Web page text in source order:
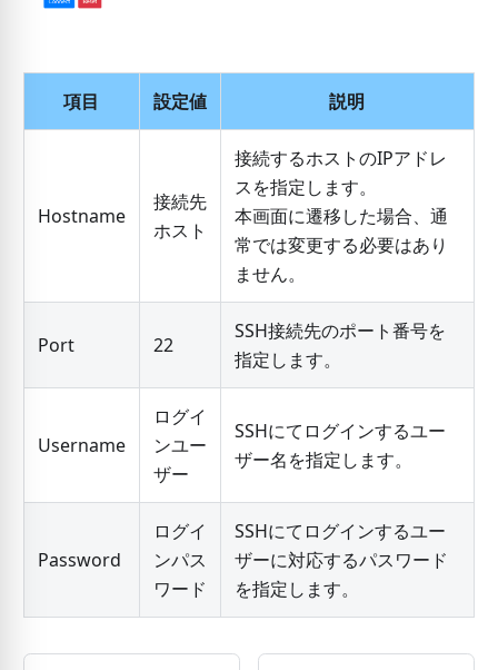
項目 設定値 説明
Hostname
接続先
ホスト
接続するホストのIPアドレ
スを指定します。
本画面に遷移した場合、通
常では変更する必要はあり
ません。
Port 22
SSH接続先のポート番号を
指定します。
Username
ログイ
ンユー
ザー
SSHにてログインするユー
ザー名を指定します。
Password
ログイ
ンパス
ワード
SSHにてログインするユー
ザーに対応するパスワード
を指定します。